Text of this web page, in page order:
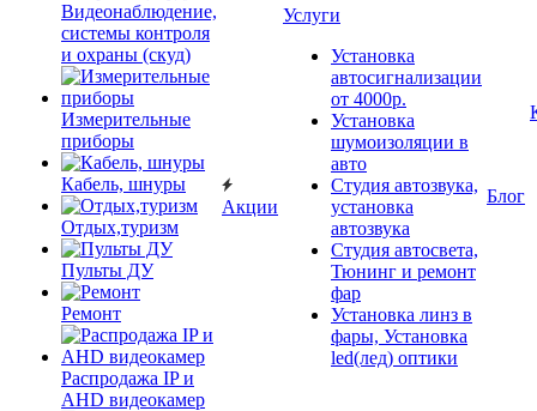
Видеонаблюдение,
системы контроля
и охраны (скуд)
Измерительные
приборы
Кабель, шнуры
Отдых,туризм
Пульты ДУ
Ремонт
Распродажа IP и
AHD видеокамер
Акции
Услуги
Установка
автосигнализации
от 4000р.
Установка
шумоизоляции в
авто
Студия автозвука,
установка
автозвука
Студия автосвета,
Тюнинг и ремонт
фар
Установка линз в
фары, Установка
led(лед) оптики
Блог